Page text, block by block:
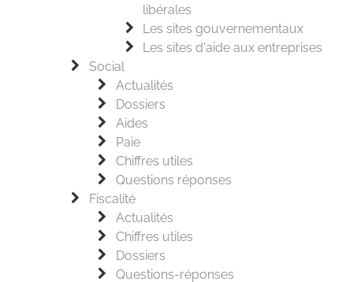
libérales
Les sites gouvernementaux
Les sites d'aide aux entreprises
Social
Actualités
Dossiers
Aides
Paie
Chiffres utiles
Questions réponses
Fiscalité
Actualités
Chiffres utiles
Dossiers
Questions-réponses